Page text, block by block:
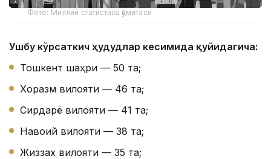
Фото: Миллий статистика қўмитаси
Ушбу кўрсаткич ҳудудлар кесимида қуйидагича:
Тошкент шаҳри — 50 та;
Хоразм вилояти — 46 та;
Сирдарё вилояти — 41 та;
Навоий вилояти — 38 та;
Жиззах вилояти — 35 та;